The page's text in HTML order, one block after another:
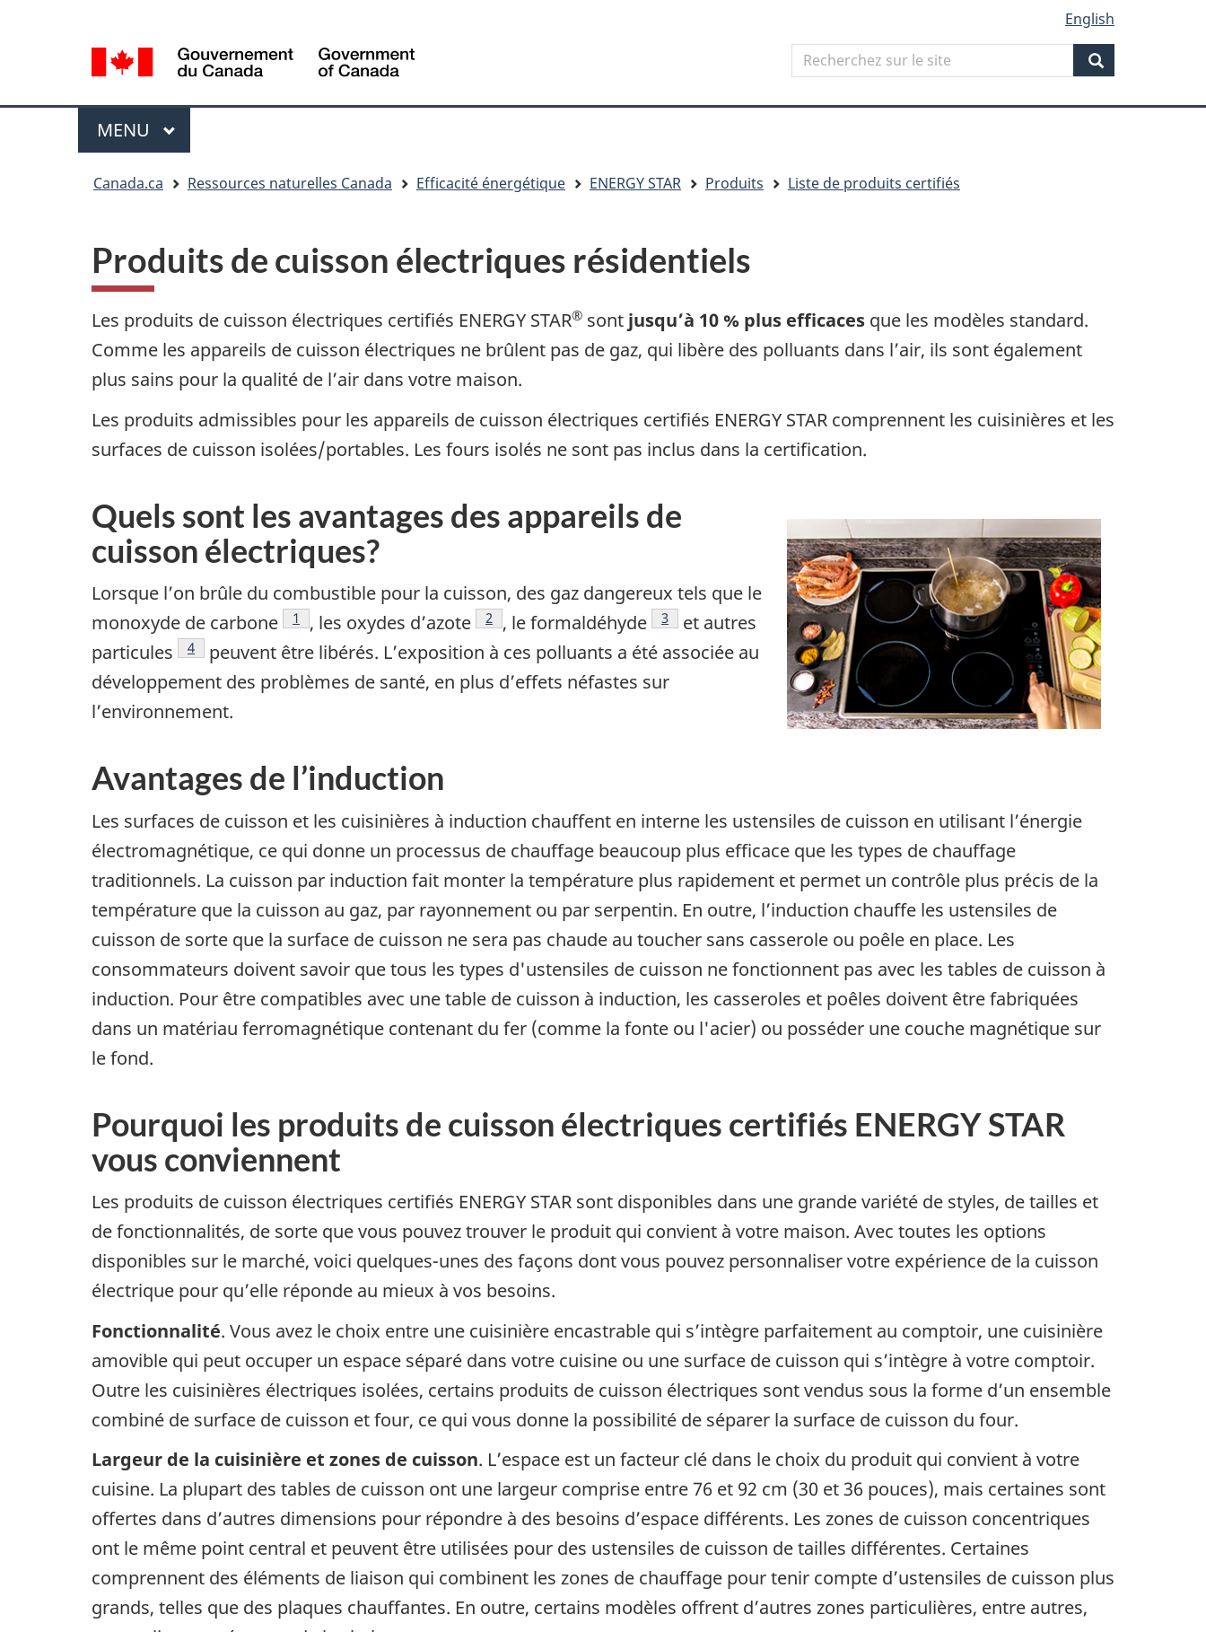
HTML
de
la
langue
selection
English
Search
Recherchez
sur
Search
Menu
MENU PRINCIPAL
Canada.ca Ressources naturelles Canada Efficacité énergétique ENERGY STAR Produits Liste de produits certifiés
Produits de cuisson électriques résidentiels
Les produits de cuisson électriques certifiés ENERGY STAR® sont jusqu’à 10 % plus efficaces que les modèles standard.
Comme les appareils de cuisson électriques ne brûlent pas de gaz, qui libère des polluants dans l’air, ils sont également
plus sains pour la qualité de l’air dans votre maison.
Les produits admissibles pour les appareils de cuisson électriques certifiés ENERGY STAR comprennent les cuisinières et les
surfaces de cuisson isolées/portables. Les fours isolés ne sont pas inclus dans la certification.
Quels sont les avantages des appareils de
cuisson électriques?
Lorsque l’on brûle du combustible pour la cuisson, des gaz dangereux tels que le
monoxyde de carbone
Footnote
1 , les oxydes d’azote Footnote
2 , le formaldéhyde Footnote
3
et autres
particules
Footnote
4
peuvent être libérés. L’exposition à ces polluants a été associée au
développement des problèmes de santé, en plus d’effets néfastes sur
l’environnement.
Avantages de l’induction
Les surfaces de cuisson et les cuisinières à induction chauffent en interne les ustensiles de cuisson en utilisant l’énergie
électromagnétique, ce qui donne un processus de chauffage beaucoup plus efficace que les types de chauffage
traditionnels. La cuisson par induction fait monter la température plus rapidement et permet un contrôle plus précis de la
température que la cuisson au gaz, par rayonnement ou par serpentin. En outre, l’induction chauffe les ustensiles de
cuisson de sorte que la surface de cuisson ne sera pas chaude au toucher sans casserole ou poêle en place. Les
consommateurs doivent savoir que tous les types d'ustensiles de cuisson ne fonctionnent pas avec les tables de cuisson à
induction. Pour être compatibles avec une table de cuisson à induction, les casseroles et poêles doivent être fabriquées
dans un matériau ferromagnétique contenant du fer (comme la fonte ou l'acier) ou posséder une couche magnétique sur
le fond.
Pourquoi les produits de cuisson électriques certifiés ENERGY STAR
vous conviennent
Les produits de cuisson électriques certifiés ENERGY STAR sont disponibles dans une grande variété de styles, de tailles et
de fonctionnalités, de sorte que vous pouvez trouver le produit qui convient à votre maison. Avec toutes les options
disponibles sur le marché, voici quelques-unes des façons dont vous pouvez personnaliser votre expérience de la cuisson
électrique pour qu’elle réponde au mieux à vos besoins.
Fonctionnalité. Vous avez le choix entre une cuisinière encastrable qui s’intègre parfaitement au comptoir, une cuisinière
amovible qui peut occuper un espace séparé dans votre cuisine ou une surface de cuisson qui s’intègre à votre comptoir.
Outre les cuisinières électriques isolées, certains produits de cuisson électriques sont vendus sous la forme d’un ensemble
combiné de surface de cuisson et four, ce qui vous donne la possibilité de séparer la surface de cuisson du four.
Largeur de la cuisinière et zones de cuisson. L’espace est un facteur clé dans le choix du produit qui convient à votre
cuisine. La plupart des tables de cuisson ont une largeur comprise entre 76 et 92 cm (30 et 36 pouces), mais certaines sont
offertes dans d’autres dimensions pour répondre à des besoins d’espace différents. Les zones de cuisson concentriques
ont le même point central et peuvent être utilisées pour des ustensiles de cuisson de tailles différentes. Certaines
comprennent des éléments de liaison qui combinent les zones de chauffage pour tenir compte d’ustensiles de cuisson plus
grands, telles que des plaques chauffantes. En outre, certains modèles offrent d’autres zones particulières, entre autres,